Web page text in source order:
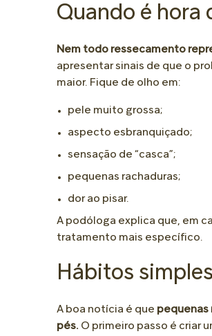
Quando é hora
Nem todo ressecamento
apresentar sinais de que o
maior. Fique de olho em:
pele muito grossa;
aspecto esbranquiçado;
sensação de “casca”;
pequenas rachaduras;
dor ao pisar.
A podóloga explica que, em
tratamento mais específico.
Hábitos
A boa notícia é que pequenas
pés. O primeiro passo é criar